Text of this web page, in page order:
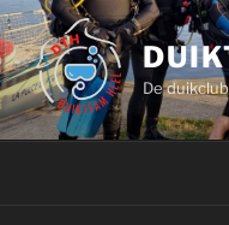
Ga
naar
de
inhoud
De